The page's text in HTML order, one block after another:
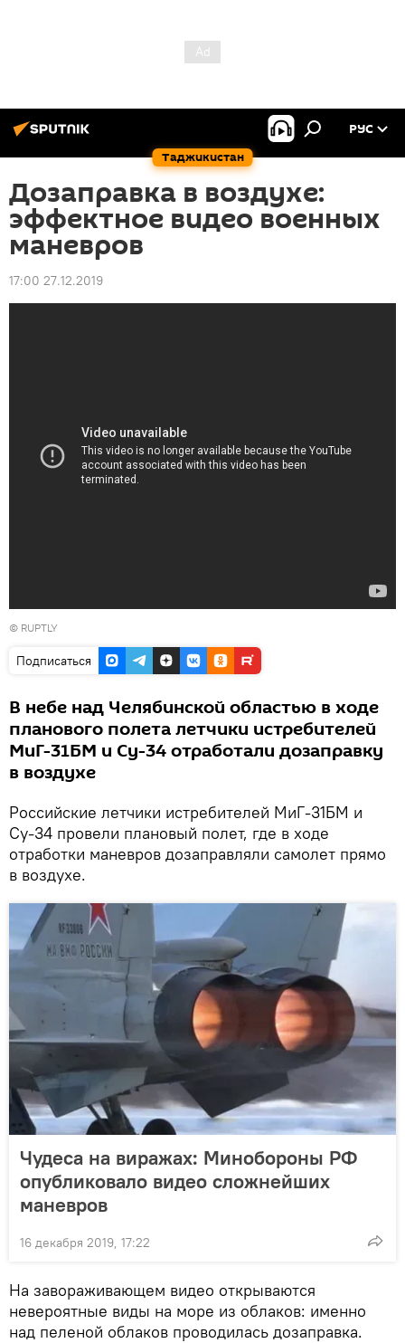
Таджикистан
РУС
Дозаправка в воздухе:
эффектное видео военных
маневров
17:00 27.12.2019
© RUPTLY
Подписаться
В небе над Челябинской областью в ходе
планового полета летчики истребителей
МиГ-31БМ и Су-34 отработали дозаправку
в воздухе
Российские летчики истребителей МиГ-31БМ и
Су-34 провели плановый полет, где в ходе
отработки маневров дозаправляли самолет прямо
в воздухе.
Чудеса на виражах: Минобороны РФ
опубликовало видео сложнейших
маневров
16 декабря 2019, 17:22
На завораживающем видео открываются
невероятные виды на море из облаков: именно
над пеленой облаков проводилась дозаправка.